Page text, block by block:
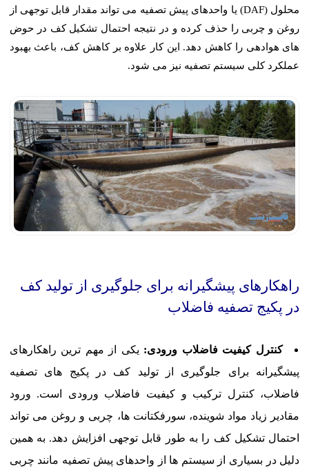
محلول (DAF) یا واحدهای پیش تصفیه می تواند مقدار قابل توجهی از
روغن و چربی را حذف کرده و در نتیجه احتمال تشکیل کف در حوض
های هوادهی را کاهش دهد. این کار علاوه بر کاهش کف، باعث بهبود
عملکرد کلی سیستم تصفیه نیز می شود.
راهکارهای پیشگیرانه برای جلوگیری از تولید کف
در پکیج تصفیه فاضلاب
کنترل کیفیت فاضلاب ورودی: یکی از مهم ترین راهکارهای
پیشگیرانه برای جلوگیری از تولید کف در پکیج های تصفیه
فاضلاب، کنترل ترکیب و کیفیت فاضلاب ورودی است. ورود
مقادیر زیاد مواد شوینده، سورفکتانت ها، چربی و روغن می تواند
احتمال تشکیل کف را به طور قابل توجهی افزایش دهد. به همین
دلیل در بسیاری از سیستم ها از واحدهای پیش تصفیه مانند چربی